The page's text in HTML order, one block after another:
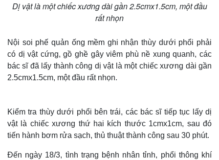
Dị vật là một chiếc xương dài gần 2.5cmx1.5cm, một đầu
rất nhọn
Nội soi phế quản ống mềm ghi nhận thùy dưới phổi phải
có dị vật cứng, gồ ghề gây viêm phù nề xung quanh, các
bác sĩ đã lấy thành công dị vật là một chiếc xương dài gần
2.5cmx1.5cm, một đầu rất nhọn.
Kiểm tra thùy dưới phổi bên trái, các bác sĩ tiếp tục lấy dị
vật là chiếc xương thứ hai kích thước 1cmx1cm, sau đó
tiến hành bơm rửa sạch, thủ thuật thành công sau 30 phút.
Đến ngày 18/3, tình trạng bệnh nhân tỉnh, phổi thông khí